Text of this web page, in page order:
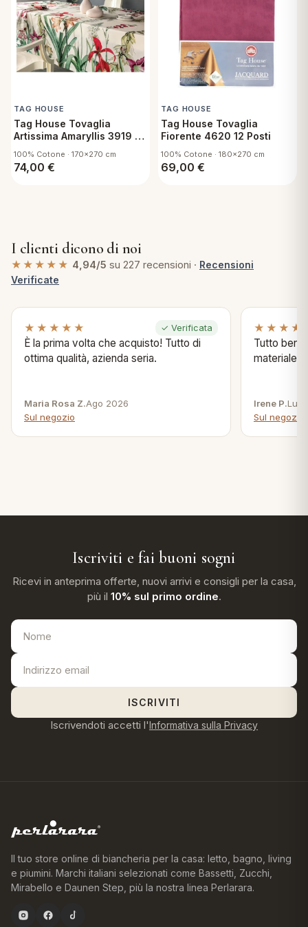
TAG HOUSE
Tag House Tovaglia
Artissima Amaryllis 3919 12
100% Cotone · 170x270 cm
74,00 €
TAG HOUSE
Tag House Tovaglia
Fiorente 4620 12 Posti
100% Cotone · 180x270 cm
69,00 €
I clienti dicono di noi
★★★★★ 4,94/5 su 227 recensioni · Recensioni
Verificate
★★★★★ ✓ Verificata
È la prima volta che acquisto! Tutto di
ottima qualità, azienda seria.
Maria Rosa Z.Ago 2026
Sul negozio
Tutto bene
materiale .
Irene P.Lug
Sul negozio
Iscriviti e fai buoni sogni
Ricevi in anteprima offerte, nuovi arrivi e consigli per la casa,
più il 10% sul primo ordine.
ISCRIVITI
Iscrivendoti accetti l'Informativa sulla Privacy
Il tuo store online di biancheria per la casa: letto, bagno, living
e piumini. Marchi italiani selezionati come Bassetti, Zucchi,
Mirabello e Daunen Step, più la nostra linea Perlarara.